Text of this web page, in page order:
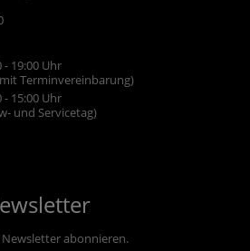
- 19:00 Uhr
Terminvereinbarung)
- 15:00 Uhr
und Servicetag)
abonnieren.